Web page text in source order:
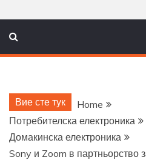
Вие сте тук
Home
Потребителска електроника
Домакинска електроника
Sony и Zoom в партньорство